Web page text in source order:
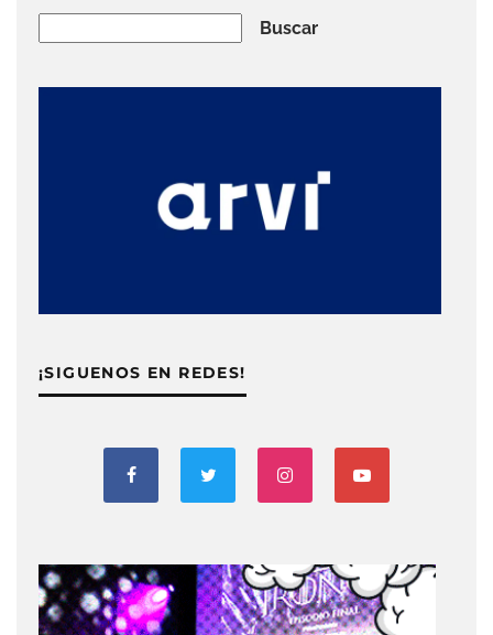
Buscar
¡SIGUENOS EN REDES!